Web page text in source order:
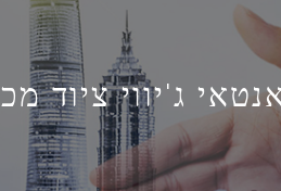
ג'יווי ציוד